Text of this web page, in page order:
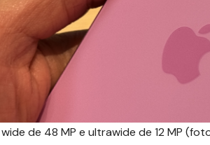
de 48 MP e ultrawide de 12 MP